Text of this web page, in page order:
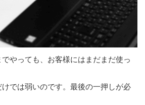
やっても、お客様にはまだまだ使っ
けでは弱いのです。最後の一押しが必